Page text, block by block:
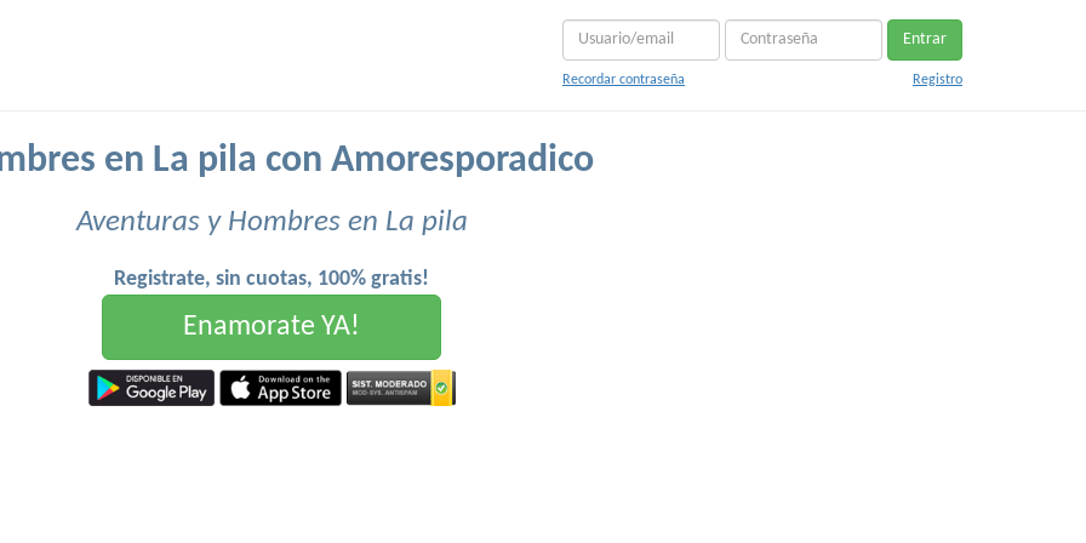
Entrar
Recordar contraseña Registro
en La pila con Amoresporadico
Aventuras y Hombres en La pila
Registrate, sin cuotas, 100% gratis!
Enamorate YA!